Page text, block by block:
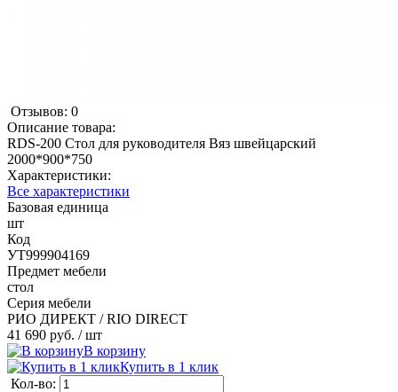
Отзывов: 0
Описание товара:
RDS-200 Стол для руководителя Вяз швейцарский
2000*900*750
Характеристики:
Все характеристики
Базовая единица
шт
Код
УТ999904169
Предмет мебели
стол
Серия мебели
РИО ДИРЕКТ / RIO DIRECT
41 690 руб. / шт
В корзину
Купить в 1 клик
Кол-во: